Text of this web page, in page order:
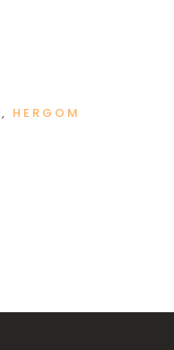
, HERGOM